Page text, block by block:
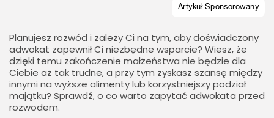
Planujesz rozwód i zależy Ci na tym, aby doświadczony
adwokat zapewnił Ci niezbędne wsparcie? Wiesz, że
dzięki temu zakończenie małżeństwa nie będzie dla
Ciebie aż tak trudne, a przy tym zyskasz szansę między
innymi na wyższe alimenty lub korzystniejszy podział
majątku? Sprawdź, o co warto zapytać adwokata przed
rozwodem.